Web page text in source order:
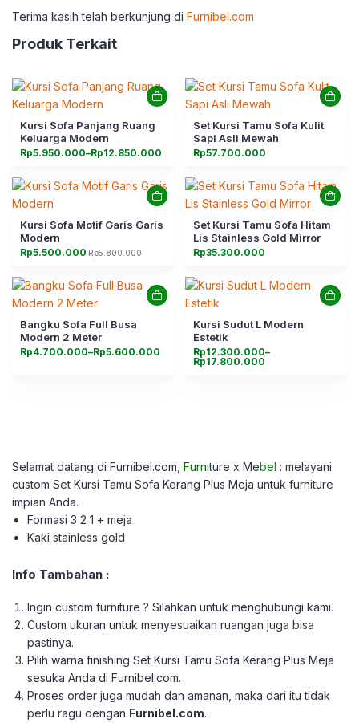
Terima kasih telah berkunjung di Furnibel.com
Produk Terkait
Kursi Sofa Panjang Ruang
Keluarga Modern
Rp5.950.000–Rp12.850.000
Rentang
harga:
hingga
Rp12.850.000
Set Kursi Tamu Sofa Kulit
Sapi Asli Mewah
Rp57.700.000
Kursi Sofa Motif Garis Garis
Modern
Rp5.800.000
Harga
adalah:
Rp5.800.000.
Rp5.500.000
Harga
ini
adalah:
Rp5.500.000.
Set Kursi Tamu Sofa Hitam
Lis Stainless Gold Mirror
Rp35.300.000
Bangku Sofa Full Busa
Modern 2 Meter
Rp4.700.000–Rp5.600.000
Rentang
harga:
Kursi Sudut L Modern
Estetik
Rp12.300.000–
Rp17.800.000
Rentang
harga:
Rp12.300.000
Selamat datang di Furnibel.com, Furniture x Mebel : melayani
custom Set Kursi Tamu Sofa Kerang Plus Meja untuk furniture
impian Anda.
Formasi 3 2 1 + meja
Kaki stainless gold
Info Tambahan :
Ingin custom furniture ? Silahkan untuk menghubungi kami.
Custom ukuran untuk menyesuaikan ruangan juga bisa
pastinya.
Pilih warna finishing Set Kursi Tamu Sofa Kerang Plus Meja
sesuka Anda di Furnibel.com.
Proses order juga mudah dan amanan, maka dari itu tidak
perlu ragu dengan Furnibel.com.